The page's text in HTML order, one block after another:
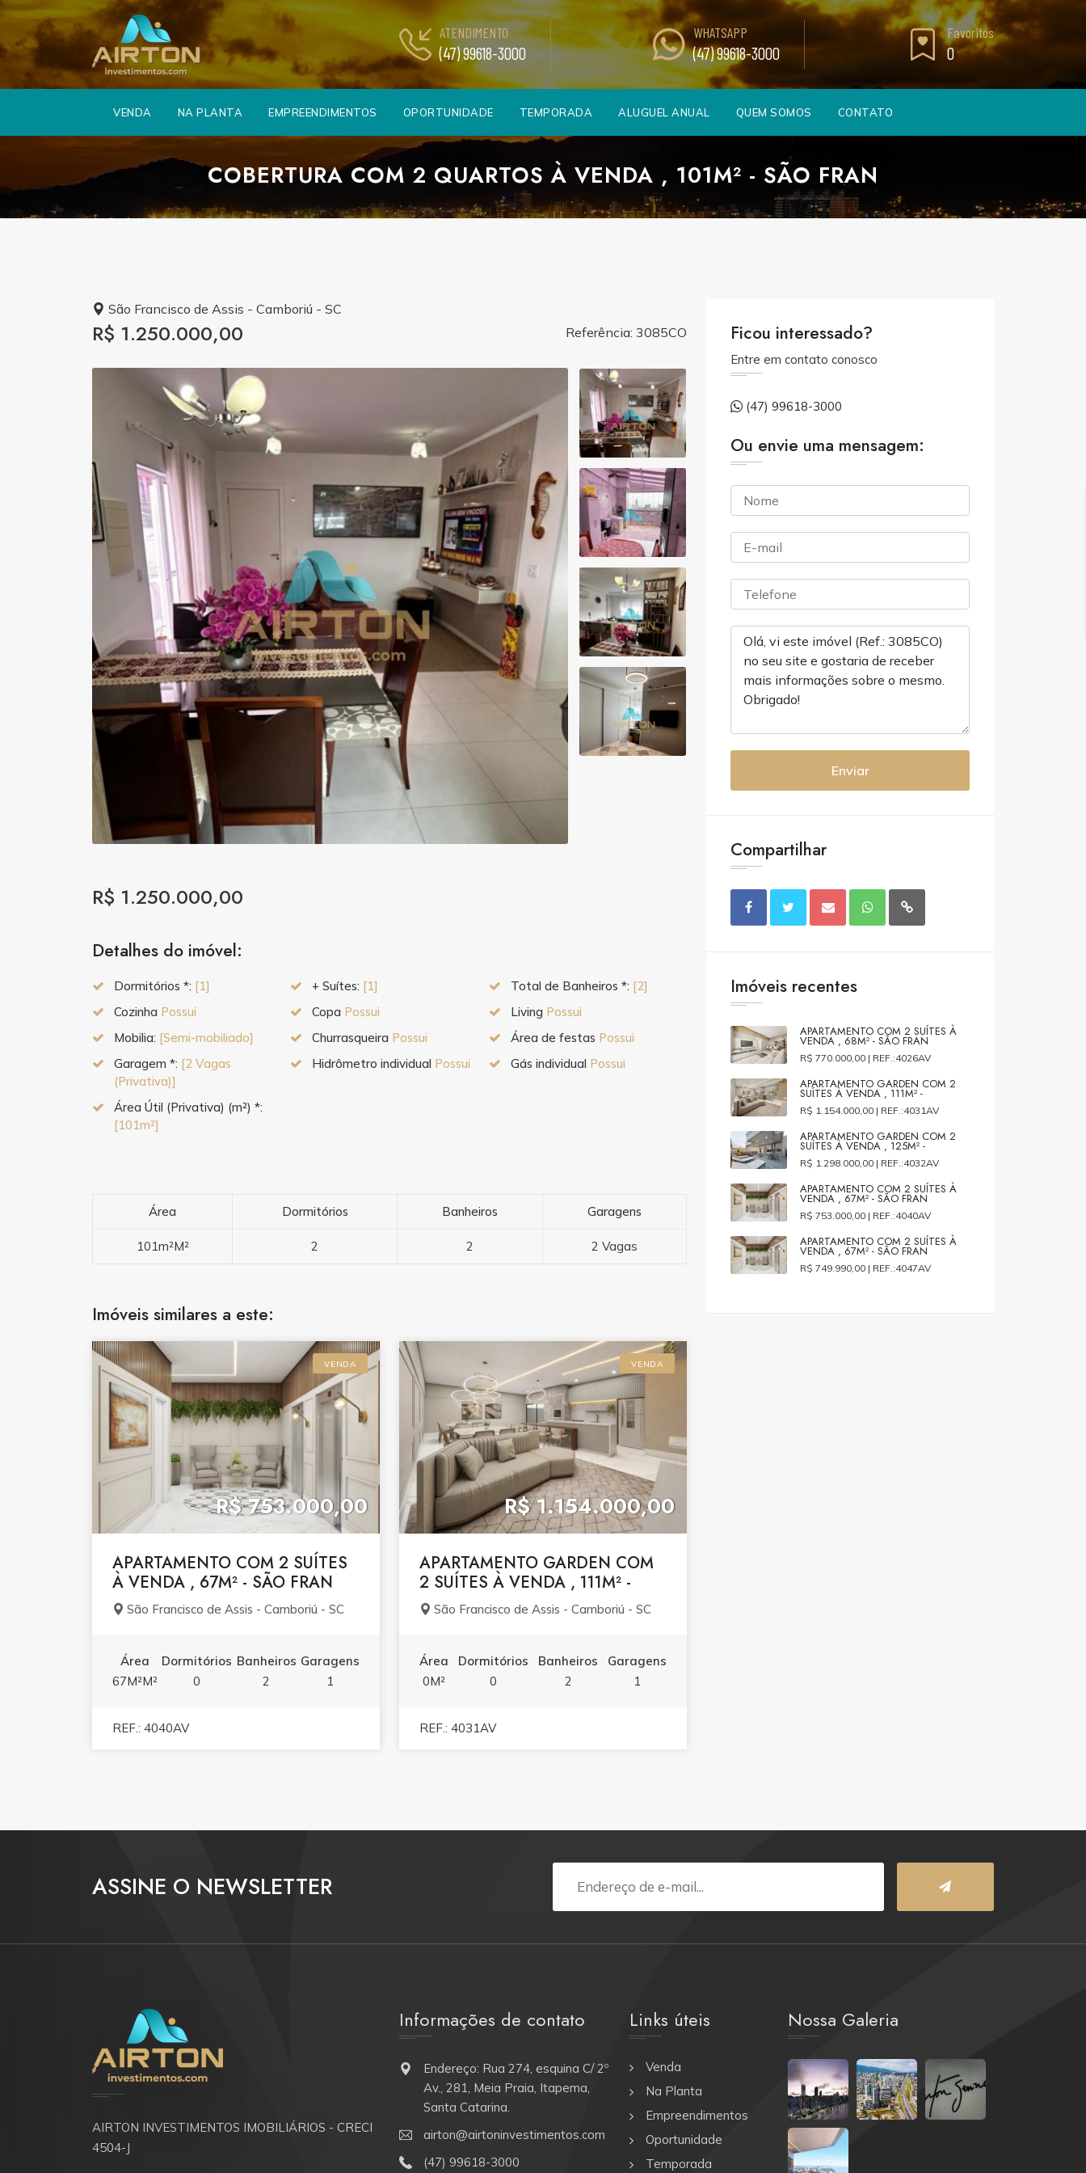
ATENDIMENTO
(47) 99618-3000
WHATSAPP
(47) 99618-3000
Favoritos
0
VENDA NA PLANTA EMPREENDIMENTOS OPORTUNIDADE TEMPORADA ALUGUEL ANUAL QUEM SOMOS CONTATO
COBERTURA COM 2 QUARTOS À VENDA , 101M² - SÃO FRAN
São Francisco de Assis - Camboriú - SC
R$ 1.250.000,00 Referência: 3085CO
R$ 1.250.000,00
Detalhes do imóvel:
Dormitórios *: [1] + Suítes: [1] Total de Banheiros *: [2]
Cozinha Possui Copa Possui Living Possui
Mobilia: [Semi-mobiliado] Churrasqueira Possui Área de festas Possui
Garagem *: [2 Vagas
(Privativa)]
Hidrômetro individual Possui Gás individual Possui
Área Útil (Privativa) (m²) *:
[101m²]
Área Dormitórios Banheiros Garagens
101m²M² 2 2 2 Vagas
Imóveis similares a este:
VENDA
R$ 753.000,00
APARTAMENTO COM 2 SUÍTES
À VENDA , 67M² - SÃO FRAN
São Francisco de Assis - Camboriú - SC
Área
67M²M²
Dormitórios
0
Banheiros
2
Garagens
1
REF.: 4040AV
VENDA
R$ 1.154.000,00
APARTAMENTO GARDEN COM
2 SUÍTES À VENDA , 111M² -
São Francisco de Assis - Camboriú - SC
Área
0M²
Dormitórios
0
Banheiros
2
Garagens
1
REF.: 4031AV
Ficou interessado?
Entre em contato conosco
(47) 99618-3000
Ou envie uma mensagem:
Enviar
Compartilhar
Imóveis recentes
APARTAMENTO COM 2 SUÍTES À
VENDA , 68M² - SÃO FRAN
R$ 770.000,00 | REF.:4026AV
APARTAMENTO GARDEN COM 2
SUÍTES À VENDA , 111M² -
R$ 1.154.000,00 | REF.:4031AV
APARTAMENTO GARDEN COM 2
SUÍTES À VENDA , 125M² -
R$ 1.298.000,00 | REF.:4032AV
APARTAMENTO COM 2 SUÍTES À
VENDA , 67M² - SÃO FRAN
R$ 753.000,00 | REF.:4040AV
APARTAMENTO COM 2 SUÍTES À
VENDA , 67M² - SÃO FRAN
R$ 749.990,00 | REF.:4047AV
ASSINE O NEWSLETTER
AIRTON INVESTIMENTOS IMOBILIÁRIOS - CRECI
4504-J
Informações de contato
Endereço: Rua 274, esquina C/ 2º
Av., 281, Meia Praia, Itapema,
Santa Catarina.
airton@airtoninvestimentos.com
(47) 99618-3000
Links úteis
Venda
Na Planta
Empreendimentos
Oportunidade
Temporada
Nossa Galeria